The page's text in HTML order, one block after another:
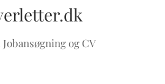
og CV